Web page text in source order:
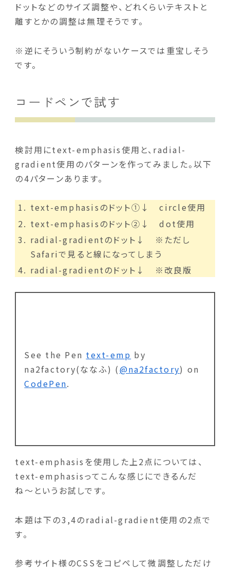
ドットなどのサイズ調整や、どれくらいテキストと
離すとかの調整は無理そうです。
※逆にそういう制約がないケースでは重宝しそう
です。
コードペンで試す
検討用にtext-emphasis使用と、radial-
gradient使用のパターンを作ってみました。以下
の4パターンあります。
text-emphasisのドット①↓ circle使用
text-emphasisのドット②↓ dot使用
radial-gradientのドット↓ ※ただし
Safariで見ると線になってしまう
radial-gradientのドット↓ ※改良版
See the Pen text-emp by
na2factory(ななふ) (@na2factory) on
CodePen.
text-emphasisを使用した上2点については、
text-emphasisってこんな感じにできるんだ
ね〜というお試しです。
本題は下の3,4のradial-gradient使用の2点で
す。
参考サイト様のCSSをコピペして微調整しただけ